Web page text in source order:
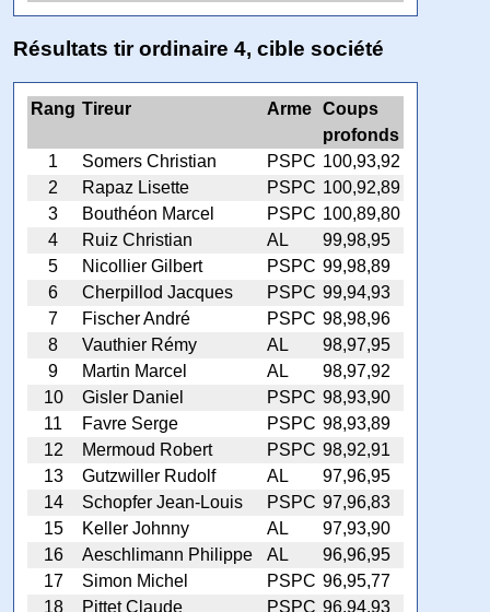
Résultats tir ordinaire 4, cible société
Rang Tireur Arme Coups
profonds
1
Somers Christian PSPC 100,93,92
2
Rapaz Lisette PSPC 100,92,89
3
Bouthéon Marcel PSPC 100,89,80
4
Ruiz Christian AL
99,98,95
5
Nicollier Gilbert PSPC 99,98,89
6
Cherpillod Jacques PSPC 99,94,93
7
Fischer André PSPC 98,98,96
8
Vauthier Rémy AL
98,97,95
9
Martin Marcel AL
98,97,92
10
Gisler Daniel PSPC 98,93,90
11
Favre Serge PSPC 98,93,89
12
Mermoud Robert PSPC 98,92,91
13
Gutzwiller Rudolf AL
97,96,95
14
Schopfer Jean-Louis PSPC 97,96,83
15
Keller Johnny AL
97,93,90
16
Aeschlimann Philippe AL
96,96,95
17
Simon Michel PSPC 96,95,77
18
Pittet Claude PSPC 96,94,93